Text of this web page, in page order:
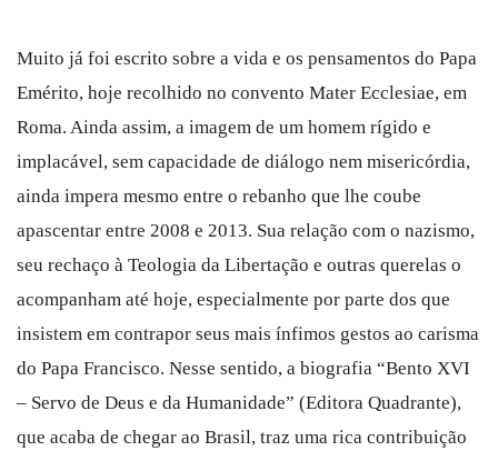
Muito já foi escrito sobre a vida e os pensamentos do Papa
Emérito, hoje recolhido no convento Mater Ecclesiae, em
Roma. Ainda assim, a imagem de um homem rígido e
implacável, sem capacidade de diálogo nem misericórdia,
ainda impera mesmo entre o rebanho que lhe coube
apascentar entre 2008 e 2013. Sua relação com o nazismo,
seu rechaço à Teologia da Libertação e outras querelas o
acompanham até hoje, especialmente por parte dos que
insistem em contrapor seus mais ínfimos gestos ao carisma
do Papa Francisco. Nesse sentido, a biografia “Bento XVI
– Servo de Deus e da Humanidade” (Editora Quadrante),
que acaba de chegar ao Brasil, traz uma rica contribuição